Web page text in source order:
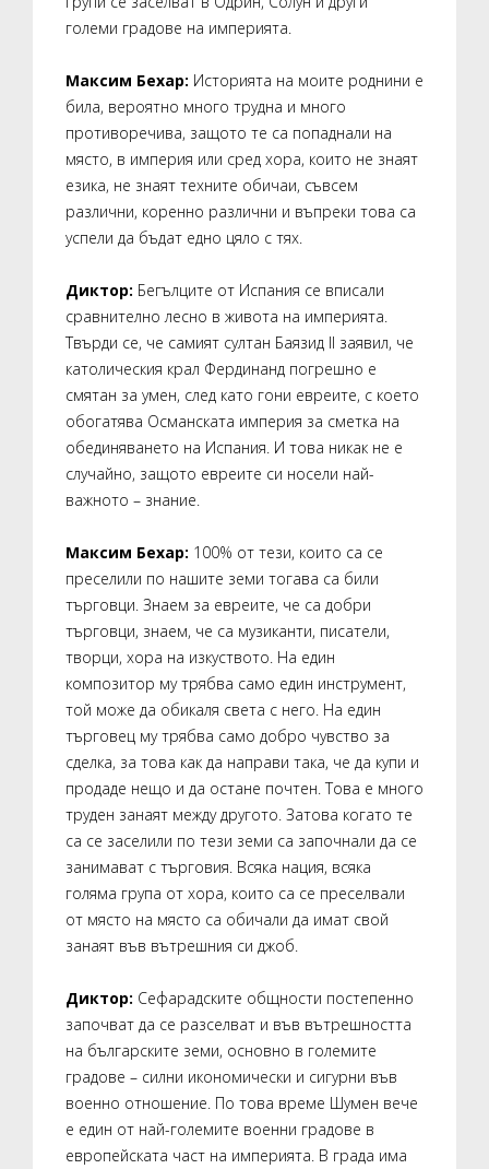
големи градове на империята.
Максим Бехар: Историята на моите роднини е
била, вероятно много трудна и много
противоречива, защото те са попаднали на
място, в империя или сред хора, които не знаят
езика, не знаят техните обичаи, съвсем
различни, коренно различни и въпреки това са
успели да бъдат едно цяло с тях.
Диктор: Бегълците от Испания се вписали
сравнително лесно в живота на империята.
Твърди се, че самият султан Баязид II заявил, че
католическия крал Фердинанд погрешно е
смятан за умен, след като гони евреите, с което
обогатява Османската империя за сметка на
обединяването на Испания. И това никак не е
случайно, защото евреите си носели най-
важното – знание.
Максим Бехар: 100% от тези, които са се
преселили по нашите земи тогава са били
търговци. Знаем за евреите, че са добри
търговци, знаем, че са музиканти, писатели,
творци, хора на изкуството. На един
композитор му трябва само един инструмент,
той може да обикаля света с него. На един
търговец му трябва само добро чувство за
сделка, за това как да направи така, че да купи и
продаде нещо и да остане почтен. Това е много
труден занаят между другото. Затова когато те
са се заселили по тези земи са започнали да се
занимават с търговия. Всяка нация, всяка
голяма група от хора, които са се преселвали
от място на място са обичали да имат свой
занаят във вътрешния си джоб.
Диктор: Сефарадските общности постепенно
започват да се разселват и във вътрешността
на българските земи, основно в големите
градове – силни икономически и сигурни във
военно отношение. По това време Шумен вече
е един от най-големите военни градове в
европейската част на империята. В града има